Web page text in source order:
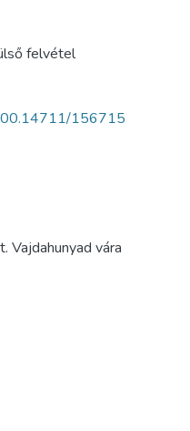
felvétel
156715
Vajdahunyad vára